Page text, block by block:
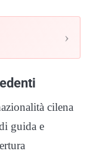
›
cilena
guida e